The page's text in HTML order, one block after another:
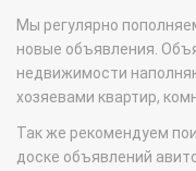
Мы регулярно
новые объявления.
недвижимости
хозяевами квартир,
Так же рекомендуем
доске объявлений